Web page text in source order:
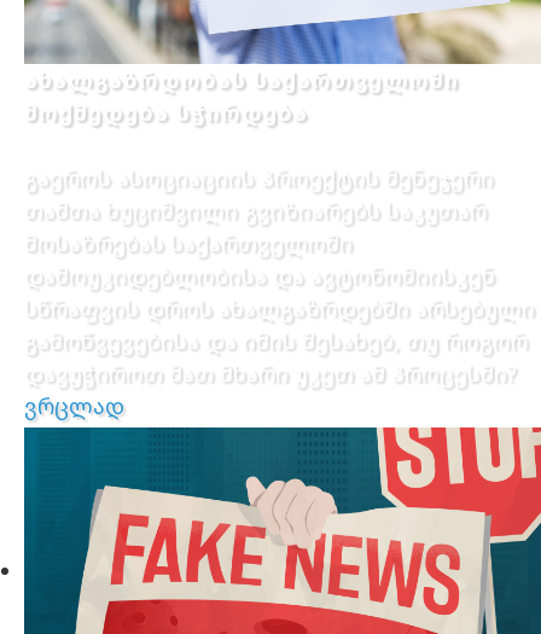
ახალგაზრდობას საქართველოში
მოქმედება სჭირდება
გაეროს ასოციაციის პროექტის მენეჯერი
თამთა ხუციშვილი გვიზიარებს საკუთარ
მოსაზრებას საქართველოში
დამოუკიდებლობისა და ავტონომიისკენ
სწრაფვის დროს ახალგაზრდებში არსებული
გამოწვევებისა და იმის შესახებ, თუ როგორ
დავუჭიროთ მათ მხარი უკეთ ამ პროცესში?
ვრცლად